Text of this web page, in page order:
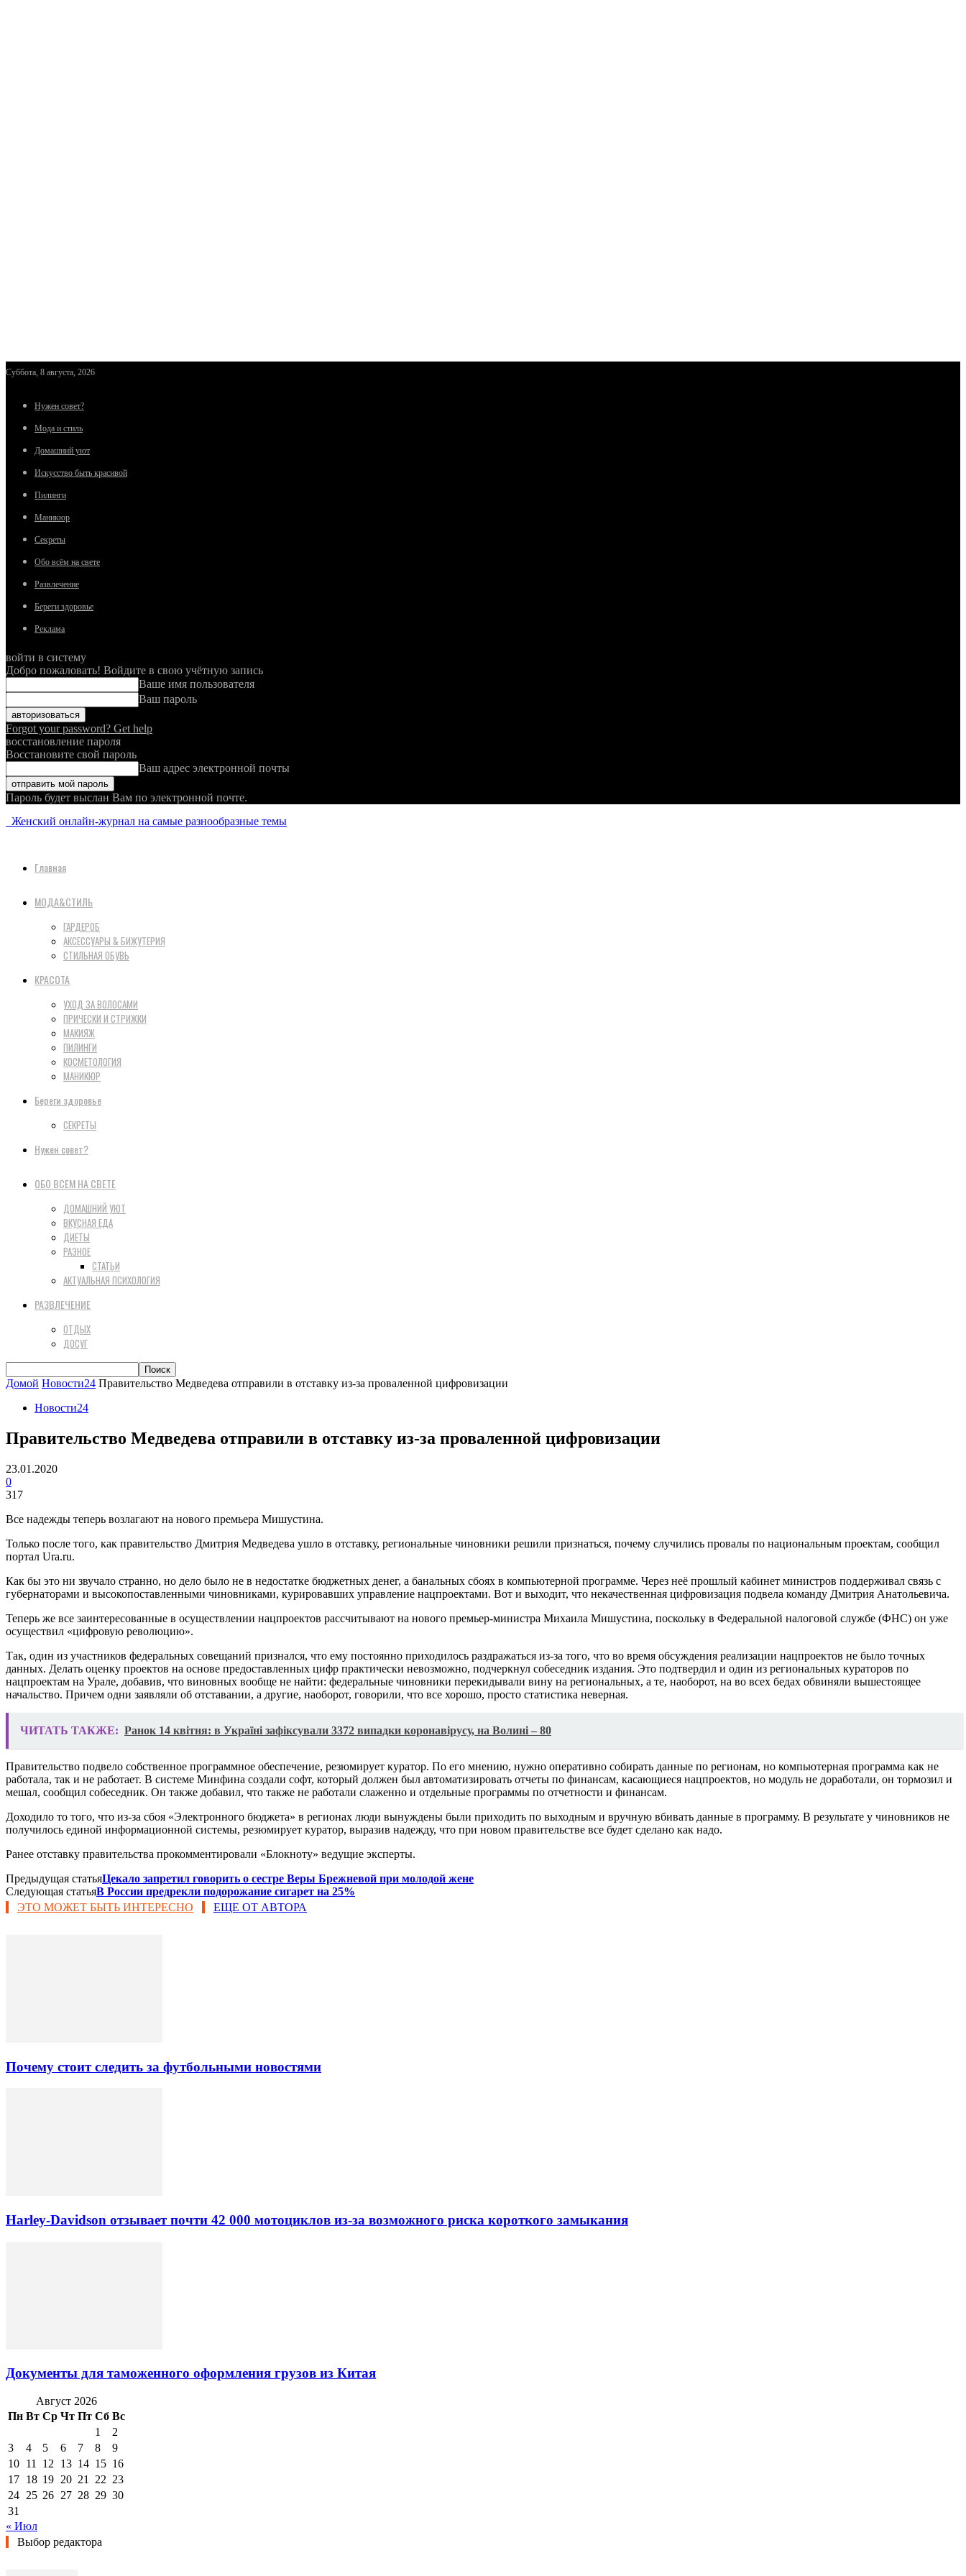
Суббота, 8 августа, 2026
Нужен совет?
Мода и стиль
Домашний уют
Искусство быть красивой
Пилинги
Маникюр
Секреты
Обо всём на свете
Развлечение
Береги здоровье
Реклама
войти в систему
Добро пожаловать! Войдите в свою учётную запись
Ваше имя пользователя
Ваш пароль
Forgot your password? Get help
восстановление пароля
Восстановите свой пароль
Ваш адрес электронной почты
Пароль будет выслан Вам по электронной почте.
Женский онлайн-журнал на самые разнообразные темы
Главная
МОДА&СТИЛЬ
ГАРДЕРОБ
АКСЕССУАРЫ & БИЖУТЕРИЯ
СТИЛЬНАЯ ОБУВЬ
КРАСОТА
УХОД ЗА ВОЛОСАМИ
ПРИЧЕСКИ И СТРИЖКИ
МАКИЯЖ
ПИЛИНГИ
КОСМЕТОЛОГИЯ
МАНИКЮР
Береги здоровье
СЕКРЕТЫ
Нужен совет?
ОБО ВСЕМ НА СВЕТЕ
ДОМАШНИЙ УЮТ
ВКУСНАЯ ЕДА
ДИЕТЫ
РАЗНОЕ
СТАТЬИ
АКТУАЛЬНАЯ ПСИХОЛОГИЯ
РАЗВЛЕЧЕНИЕ
ОТДЫХ
ДОСУГ
Домой Новости24 Правительство Медведева отправили в отставку из-за проваленной цифровизации
Новости24
Правительство Медведева отправили в отставку из-за проваленной цифровизации
23.01.2020
0
317
Все надежды теперь возлагают на нового премьера Мишустина.
Только после того, как правительство Дмитрия Медведева ушло в отставку, региональные чиновники решили признаться, почему случились провалы по национальным проектам, сообщил
портал Ura.ru.
Как бы это ни звучало странно, но дело было не в недостатке бюджетных денег, а банальных сбоях в компьютерной программе. Через неё прошлый кабинет министров поддерживал связь с
губернаторами и высокопоставленными чиновниками, курировавших управление нацпроектами. Вот и выходит, что некачественная цифровизация подвела команду Дмитрия Анатольевича.
Теперь же все заинтересованные в осуществлении нацпроектов рассчитывают на нового премьер-министра Михаила Мишустина, поскольку в Федеральной налоговой службе (ФНС) он уже
осуществил «цифровую революцию».
Так, один из участников федеральных совещаний признался, что ему постоянно приходилось раздражаться из-за того, что во время обсуждения реализации нацпроектов не было точных
данных. Делать оценку проектов на основе предоставленных цифр практически невозможно, подчеркнул собеседник издания. Это подтвердил и один из региональных кураторов по
нацпроектам на Урале, добавив, что виновных вообще не найти: федеральные чиновники перекидывали вину на региональных, а те, наоборот, на во всех бедах обвиняли вышестоящее
начальство. Причем одни заявляли об отставании, а другие, наоборот, говорили, что все хорошо, просто статистика неверная.
ЧИТАТЬ ТАКЖЕ: Ранок 14 квітня: в Україні зафіксували 3372 випадки коронавірусу, на Волині – 80
Правительство подвело собственное программное обеспечение, резюмирует куратор. По его мнению, нужно оперативно собирать данные по регионам, но компьютерная программа как не
работала, так и не работает. В системе Минфина создали софт, который должен был автоматизировать отчеты по финансам, касающиеся нацпроектов, но модуль не доработали, он тормозил и
мешал, сообщил собеседник. Он также добавил, что также не работали слаженно и отдельные программы по отчетности и финансам.
Доходило то того, что из-за сбоя «Электронного бюджета» в регионах люди вынуждены были приходить по выходным и вручную вбивать данные в программу. В результате у чиновников не
получилось единой информационной системы, резюмирует куратор, выразив надежду, что при новом правительстве все будет сделано как надо.
Ранее отставку правительства прокомментировали «Блокноту» ведущие эксперты.
Предыдущая статьяЦекало запретил говорить о сестре Веры Брежневой при молодой жене
Следующая статьяВ России предрекли подорожание сигарет на 25%
ЭТО МОЖЕТ БЫТЬ ИНТЕРЕСНО
ЕЩЕ ОТ АВТОРА
Почему стоит следить за футбольными новостями
Harley-Davidson отзывает почти 42 000 мотоциклов из-за возможного риска короткого замыкания
Документы для таможенного оформления грузов из Китая
Август 2026
Пн Вт Ср Чт Пт Сб Вс
1
2
3
4 5 6 7 8
9
10 11 12 13 14 15 16
17 18 19 20 21 22 23
24 25 26 27 28 29 30
31
« Июл
Выбор редактора